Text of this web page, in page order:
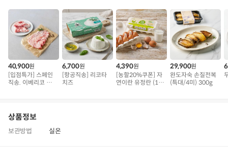
40,900원
[입점특가] 스페인
직송. 이베리코 삼
6,700원
[항공직송] 리코타
치즈
4,390원
[농할20%쿠폰] 자
연이란 유정란 (10
29,900원
완도자숙 손질전복
(특대/4미) 300g
상품정보
보관방법 실온